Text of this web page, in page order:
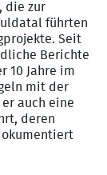
die zur
führten
Seit
Berichte
10 Jahre im
mit der
auch eine
deren